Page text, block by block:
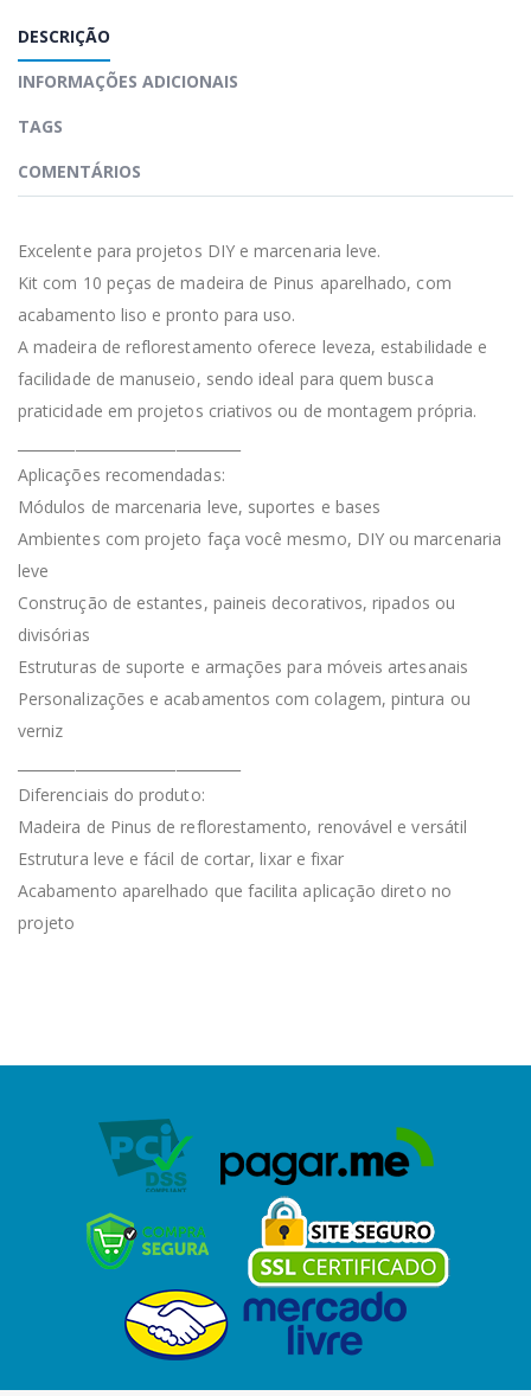
DESCRIÇÃO
INFORMAÇÕES ADICIONAIS
TAGS
COMENTÁRIOS
Excelente para projetos DIY e marcenaria leve.
Kit com 10 peças de madeira de Pinus aparelhado, com
acabamento liso e pronto para uso.
A madeira de reflorestamento oferece leveza, estabilidade e
facilidade de manuseio, sendo ideal para quem busca
praticidade em projetos criativos ou de montagem própria.
Aplicações recomendadas:
Módulos de marcenaria leve, suportes e bases
Ambientes com projeto faça você mesmo, DIY ou marcenaria
leve
Construção de estantes, paineis decorativos, ripados ou
divisórias
Estruturas de suporte e armações para móveis artesanais
Personalizações e acabamentos com colagem, pintura ou
verniz
Diferenciais do produto:
Madeira de Pinus de reflorestamento, renovável e versátil
Estrutura leve e fácil de cortar, lixar e fixar
Acabamento aparelhado que facilita aplicação direto no
projeto